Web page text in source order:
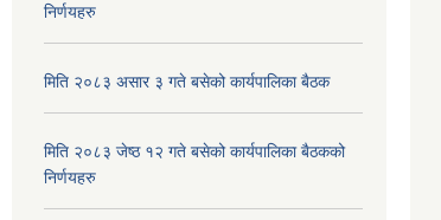
निर्णयहरु
मिति २०८३ असार ३ गते बसेको कार्यपालिका बैठक
मिति २०८३ जेष्ठ १२ गते बसेको कार्यपालिका बैठकको
निर्णयहरु